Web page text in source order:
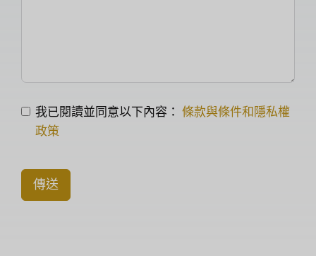
我已閱讀並同意以下內容： 條款與條件和隱私權
政策
傳送